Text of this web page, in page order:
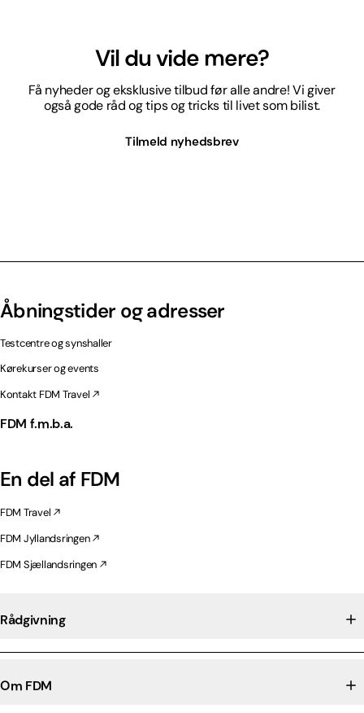
Vil du vide mere?
Få nyheder og eksklusive tilbud før alle andre! Vi giver
også gode råd og tips og tricks til livet som bilist.
Tilmeld nyhedsbrev
Åbningstider og adresser
Testcentre og synshaller
Kørekurser og events
Kontakt FDM Travel
FDM f.m.b.a.
En del af FDM
FDM Travel
FDM Jyllandsringen
FDM Sjællandsringen
Rådgivning
Om FDM